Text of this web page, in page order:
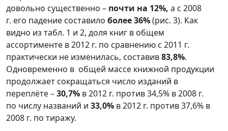
довольно существенно – почти на 12%, а с 2008
г. его падение составило более 36%(рис. 3). Как
видно из табл. 1 и 2, доля книг в общем
ассортименте в 2012 г. по сравнению с 2011 г.
практически не изменилась, составив83,8%.
Одновременно в общей массе книжной продукции
продолжает сокращаться число изданий в
переплёте –30,7% в 2012 г. против 34,5% в 2008 г.
по числу названий и 33,0% в 2012 г. против 37,6% в
2008 г. по тиражу.